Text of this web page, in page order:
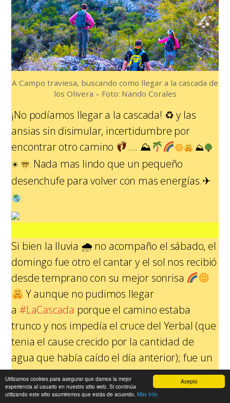
Acepto
Utilizamos cookies para asegurar que damos la mejor
experiencia al usuario en nuestro sitio web. Si continúa
utilizando este sitio asumiremos que estás de acuerdo. Más Info
A Campo traviesa, buscando como llegar a la cascada de
los Olivera – Foto: Nando Corales
¡No podíamos llegar a la cascada! ♻y las
ansias sin disimular, incertidumbre por
encontrar otro camino
…. ⛰
⛰
☀
. Nada mas lindo que un pequeño
desenchufe para volver con mas energías.✈
.
Si bien la lluvia 🌧 no acompaño el sábado, el
domingo fue otro el cantar y el sol nos recibió
desde temprano con su mejor sonrisa
Y aunque no pudimos llegar
a#LaCascada porque el camino estaba
trunco y nos impedía el cruce del Yerbal (que
tenia el cause crecido por la cantidad de
agua que había caído el día anterior); fue un
día maravilloso, digno de llevar en la
memoria.
♥️